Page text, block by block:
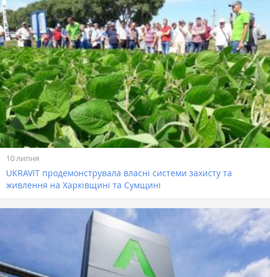
10 липня
UKRAVIT продемонструвала власні системи захисту та
живлення на Харківщині та Сумщині